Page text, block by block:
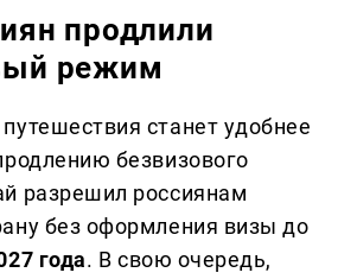
продлили
режим
станет удобнее
безвизового
разрешил россиянам
без оформления визы до
года. В свою очередь,